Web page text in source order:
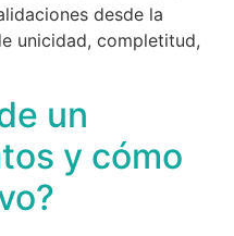
desde la
unicidad, completitud,
un
y cómo